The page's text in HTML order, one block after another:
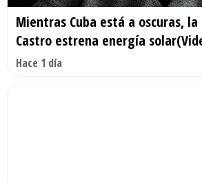
Mientras Cuba está a oscuras,
Castro estrena energía
Hace 1 día